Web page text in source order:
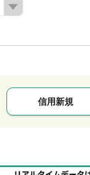
信用新規